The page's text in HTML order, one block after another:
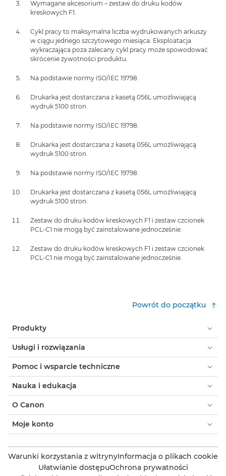
Wymagane akcesorium – zestaw do druku kodów
kreskowych F1.
Cykl pracy to maksymalna liczba wydrukowanych arkuszy
w ciągu jednego szczytowego miesiąca. Eksploatacja
wykraczająca poza zalecany cykl pracy może spowodować
skrócenie żywotności produktu.
Na podstawie normy ISO/IEC 19798.
Drukarka jest dostarczana z kasetą 056L umożliwiającą
wydruk 5100 stron.
Na podstawie normy ISO/IEC 19798.
Drukarka jest dostarczana z kasetą 056L umożliwiającą
wydruk 5100 stron.
Na podstawie normy ISO/IEC 19798.
Drukarka jest dostarczana z kasetą 056L umożliwiającą
wydruk 5100 stron.
Zestaw do druku kodów kreskowych F1 i zestaw czcionek
PCL-C1 nie mogą być zainstalowane jednocześnie.
Zestaw do druku kodów kreskowych F1 i zestaw czcionek
PCL-C1 nie mogą być zainstalowane jednocześnie.
Powrót do początku
Produkty
Usługi i rozwiązania
Pomoc i wsparcie techniczne
Nauka i edukacja
O Canon
Moje konto
Warunki korzystania z witrynyInformacja o plikach cookie
Ułatwianie dostępuOchrona prywatności